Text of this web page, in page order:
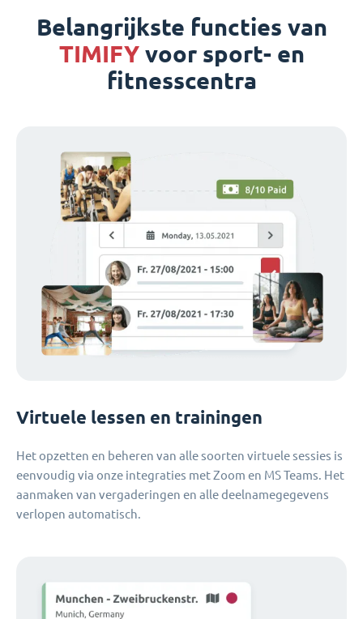
Belangrijkste functies van
TIMIFYvoor sport- en
fitnesscentra
Virtuele lessen en trainingen
Het opzetten en beheren van alle soorten virtuele sessies is
eenvoudig via onze integraties met Zoom en MS Teams. Het
aanmaken van vergaderingen en alle deelnamegegevens
verlopen automatisch.